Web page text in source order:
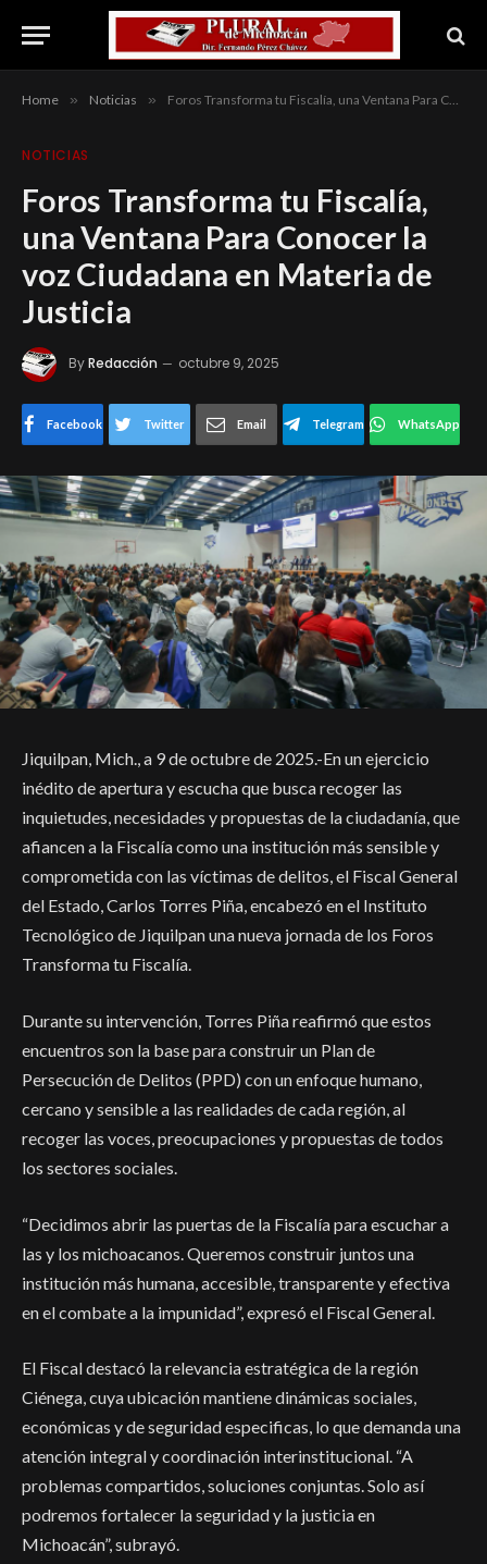
Home » Noticias » Foros Transforma tu Fiscalía, una Ventana Para Conocer la voz Ciudadana en Materia de Justicia
NOTICIAS
Foros Transforma tu Fiscalía,
una Ventana Para Conocer la
voz Ciudadana en Materia de
Justicia
ByRedacción octubre 9, 2025
Facebook Twitter Email Telegram WhatsApp
Jiquilpan, Mich., a 9 de octubre de 2025.-En un ejercicio
inédito de apertura y escucha que busca recoger las
inquietudes, necesidades y propuestas de la ciudadanía, que
afiancen a la Fiscalía como una institución más sensible y
comprometida con las víctimas de delitos, el Fiscal General
del Estado, Carlos Torres Piña, encabezó en el Instituto
Tecnológico de Jiquilpan una nueva jornada de los Foros
Transforma tu Fiscalía.
Durante su intervención, Torres Piña reafirmó que estos
encuentros son la base para construir un Plan de
Persecución de Delitos (PPD) con un enfoque humano,
cercano y sensible a las realidades de cada región, al
recoger las voces, preocupaciones y propuestas de todos
los sectores sociales.
“Decidimos abrir las puertas de la Fiscalía para escuchar a
las y los michoacanos. Queremos construir juntos una
institución más humana, accesible, transparente y efectiva
en el combate a la impunidad”, expresó el Fiscal General.
El Fiscal destacó la relevancia estratégica de la región
Ciénega, cuya ubicación mantiene dinámicas sociales,
económicas y de seguridad especificas, lo que demanda una
atención integral y coordinación interinstitucional. “A
problemas compartidos, soluciones conjuntas. Solo así
podremos fortalecer la seguridad y la justicia en
Michoacán”, subrayó.